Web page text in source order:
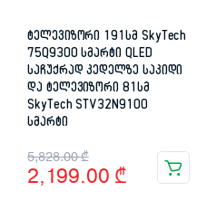
ტელევიზორი 191სმ SkyTech
75Q9300 სმარტი QLED
საჩუქრად კედელზე საკიდი
და ტელევიზორი 81სმ
SkyTech STV32N9100
სმარტი
5,828.00₾
Original
price
2,199.00 ₾
Current
price